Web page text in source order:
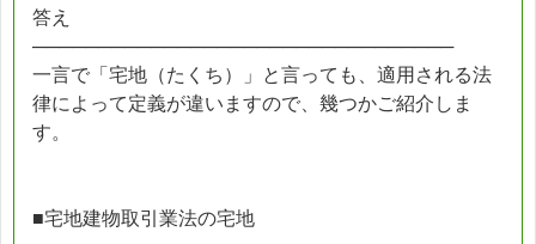
答え
────────────────────────────────
一言で「宅地（たくち）」と言っても、適用される法
律によって定義が違いますので、幾つかご紹介しま
す。
■宅地建物取引業法の宅地